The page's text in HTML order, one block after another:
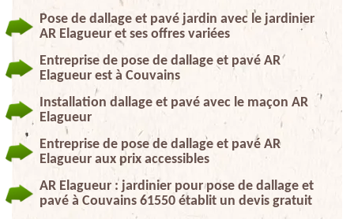
Pose de dallage et pavé jardin avec le jardinier
AR Elagueur et ses offres variées
Entreprise de pose de dallage et pavé AR
Elagueur est à Couvains
Installation dallage et pavé avec le maçon AR
Elagueur
Entreprise de pose de dallage et pavé AR
Elagueur aux prix accessibles
AR Elagueur : jardinier pour pose de dallage et
pavé à Couvains 61550 établit un devis gratuit